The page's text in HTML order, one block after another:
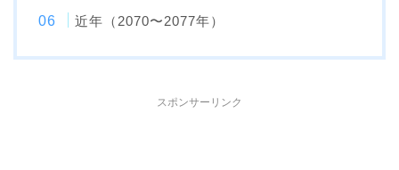
近年（2070〜2077年）
スポンサーリンク